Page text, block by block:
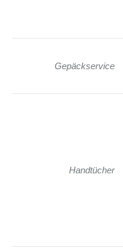
Gepäckservice
Handtücher